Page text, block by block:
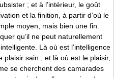
; et à l’intérieur, le goût
et la finition, à partir d’où le
moyen, mais bien une fin.
qu’il ne peut naturellement
Là où est l’intelligence
sain ; et là où est le plaisir,
se cherchent des camarades